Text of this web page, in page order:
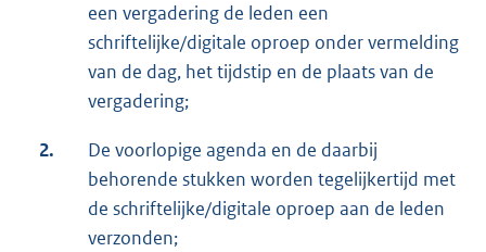
een vergadering de leden een
schriftelijke/digitale oproep onder vermelding
van de dag, het tijdstip en de plaats van de
vergadering;
2.
De voorlopige agenda en de daarbij
behorende stukken worden tegelijkertijd met
de schriftelijke/digitale oproep aan de leden
verzonden;